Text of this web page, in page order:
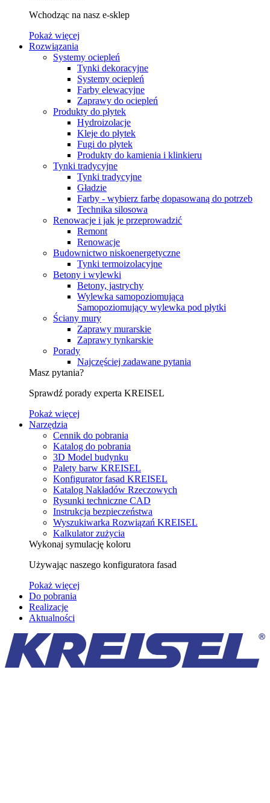
Wchodząc na nasz e-sklep
Pokaż więcej
Rozwiązania
Systemy ociepleń
Tynki dekoracyjne
Systemy ociepleń
Farby elewacyjne
Zaprawy do ociepleń
Produkty do płytek
Hydroizolacje
Kleje do płytek
Fugi do płytek
Produkty do kamienia i klinkieru
Tynki tradycyjne
Tynki tradycyjne
Gładzie
Farby - wybierz farbę dopasowaną do potrzeb
Technika silosowa
Renowacje i jak je przeprowadzić
Remont
Renowacje
Budownictwo niskoenergetyczne
Tynki termoizolacyjne
Betony i wylewki
Betony, jastrychy
Wylewka samopoziomująca
Samopoziomujący wylewka pod płytki
Ściany mury
Zaprawy murarskie
Zaprawy tynkarskie
Porady
Najczęściej zadawane pytania
Masz pytania?
Sprawdź porady experta KREISEL
Pokaż więcej
Narzędzia
Cennik do pobrania
Katalog do pobrania
3D Model budynku
Palety barw KREISEL
Konfigurator fasad KREISEL
Katalog Nakładów Rzeczowych
Rysunki techniczne CAD
Instrukcja bezpieczeństwa
Wyszukiwarka Rozwiązań KREISEL
Kalkulator zużycia
Wykonaj symulację koloru
Używając naszego konfiguratora fasad
Pokaż więcej
Do pobrania
Realizacje
Aktualności